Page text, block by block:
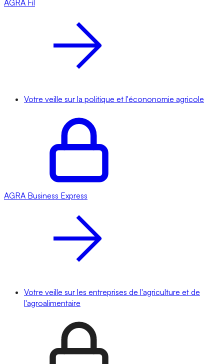
AGRA Fil
Votre veille sur la politique et l'écononomie agricole
AGRA Business Express
Votre veille sur les entreprises de l'agriculture et de
l'agroalimentaire